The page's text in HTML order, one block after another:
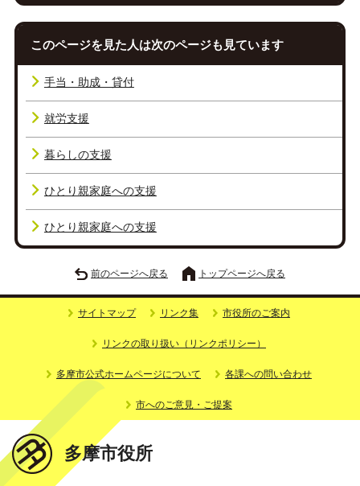
このページを見た人は次のページも見ています
手当・助成・貸付
就労支援
暮らしの支援
ひとり親家庭への支援
ひとり親家庭への支援
前のページへ戻る トップページへ戻る
サイトマップ リンク集 市役所のご案内
リンクの取り扱い（リンクポリシー）
多摩市公式ホームページについて 各課への問い合わせ
市へのご意見・ご提案
多摩市役所